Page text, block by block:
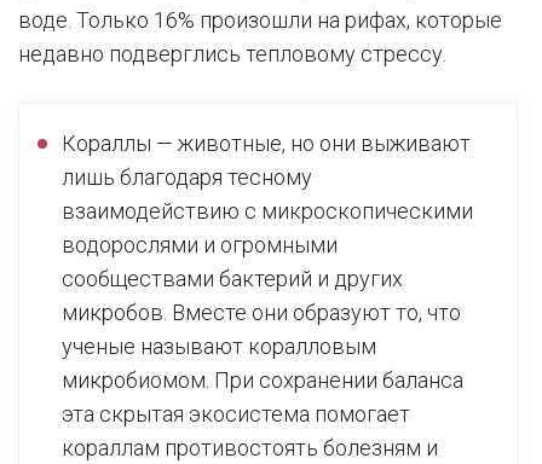
воде. Только 16% произошли на рифах, которые
недавно подверглись тепловому стрессу.
Кораллы — животные, но они выживают
лишь благодаря тесному
взаимодействию с микроскопическими
водорослями и огромными
сообществами бактерий и других
микробов. Вместе они образуют то, что
ученые называют коралловым
микробиомом. При сохранении баланса
эта скрытая экосистема помогает
кораллам противостоять болезням и